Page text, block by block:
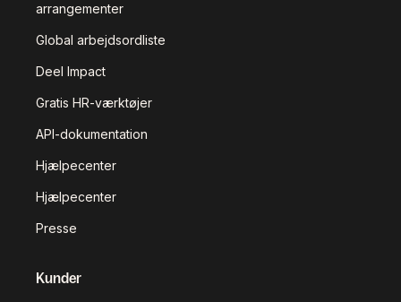
arrangementer
Global arbejdsordliste
Deel Impact
Gratis HR-værktøjer
API-dokumentation
Hjælpecenter
Hjælpecenter
Presse
Kunder